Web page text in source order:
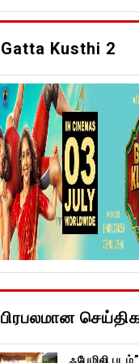
Gatta Kusthi 2
பிரபலமான
ஃபேமிலி